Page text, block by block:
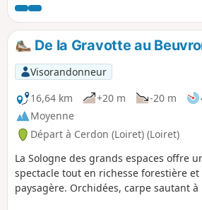
De la Gravotte au
Visorandonneur
16,64 km
+20 m -20 m
Moyenne
Départ à Cerdon (Loiret) (Loiret)
La Sologne des grands espaces offre
spectacle tout en richesse forestière et
paysagère. Orchidées, carpe sautant à